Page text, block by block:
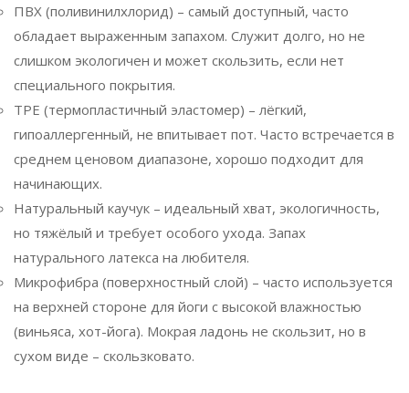
ПВХ (поливинилхлорид) – самый доступный, часто
обладает выраженным запахом. Служит долго, но не
слишком экологичен и может скользить, если нет
специального покрытия.
TPE (термопластичный эластомер) – лёгкий,
гипоаллергенный, не впитывает пот. Часто встречается в
среднем ценовом диапазоне, хорошо подходит для
начинающих.
Натуральный каучук – идеальный хват, экологичность,
но тяжёлый и требует особого ухода. Запах
натурального латекса на любителя.
Микрофибра (поверхностный слой) – часто используется
на верхней стороне для йоги с высокой влажностью
(виньяса, хот-йога). Мокрая ладонь не скользит, но в
сухом виде – скользковато.